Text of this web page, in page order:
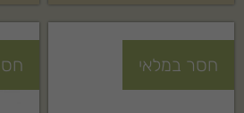
חסר במלאי